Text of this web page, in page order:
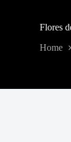
Flores
Home